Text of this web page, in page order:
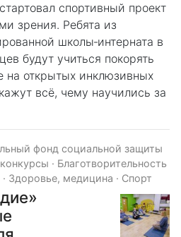
спортивный проект
зрения. Ребята из
школы‑интерната в
будут учиться покорять
на открытых инклюзивных
всё, чему научились за
фонд социальной защиты
· Благотворительность
· Здоровье, медицина · Спорт